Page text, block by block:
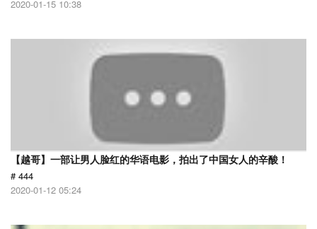
2020-01-15 10:38
【越哥】一部让男人脸红的华语电影，拍出了中国女人的辛酸！
# 444
2020-01-12 05:24